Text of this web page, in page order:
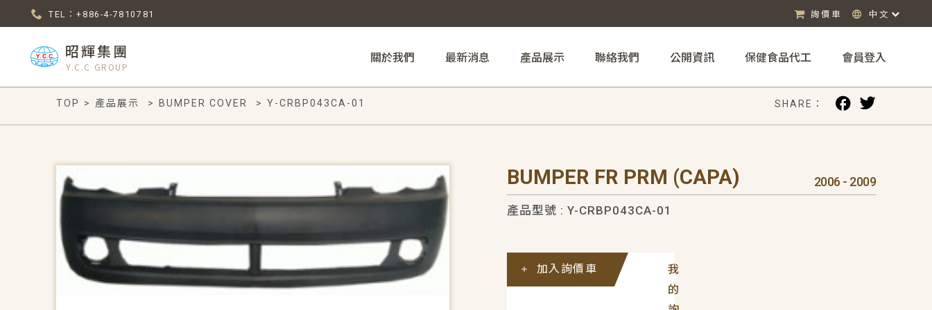
TEL：+886-4-7810781 詢價車 中文
昭輝集團
Y.C.C GROUP
關於我們 最新消息 產品展示 聯絡我們 公開資訊 保健食品代工 會員登入
TOP > 產品展示 > BUMPER COVER > Y-CRBP043CA-01 SHARE：
BUMPER FR PRM (CAPA) 2006 - 2009
產品型號 : Y-CRBP043CA-01
我
的
加入詢價車